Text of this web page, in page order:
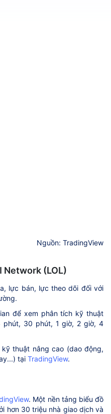
Nguồn: TradingView
Network (LOL)
lực bán, lực theo dõi đối với
để xem phân tích kỹ thuật
phút, 30 phút, 1 giờ, 2 giờ, 4
thuật nâng cao (dao động,
tại TradingView.
. Một nền tảng biểu đồ
hơn 30 triệu nhà giao dịch và